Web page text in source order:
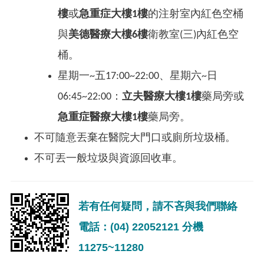
樓或急重症大樓1樓的注射室內紅色空桶
與美德醫療大樓6樓衛教室(三)內紅色空
桶。
星期一~五17:00~22:00、星期六~日
06:45~22:00： 立夫醫療大樓1樓藥局旁或
急重症醫療大樓1樓藥局旁。
不可隨意丟棄在醫院大門口或廁所垃圾桶。
不可丟一般垃圾與資源回收車。
若有任何疑問，請不吝與我們聯絡
電話：(04) 22052121 分機
11275~11280